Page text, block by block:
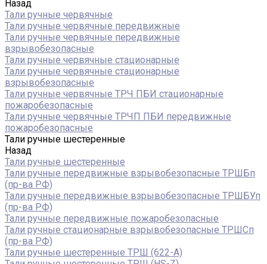
Назад
Тали ручные червячные
Тали ручные червячные передвижные
Тали ручные червячные передвижные
взрывобезопасные
Тали ручные червячные стационарные
Тали ручные червячные стационарные
взрывобезопасные
Тали ручные червячные ТРЧ ПБИ стационарные
пожаробезопасные
Тали ручные червячные ТРЧП ПБИ передвижные
пожаробезопасные
Тали ручные шестеренные
Назад
Тали ручные шестеренные
Тали ручные передвижные взрывобезопасные ТРШБп
(пр-ва РФ)
Тали ручные передвижные взрывобезопасные ТРШБУп
(пр-ва РФ)
Тали ручные передвижные пожаробезопасные
Тали ручные стационарные взрывобезопасные ТРШСп
(пр-ва РФ)
Тали ручные шестеренные ТРШ (622-A)